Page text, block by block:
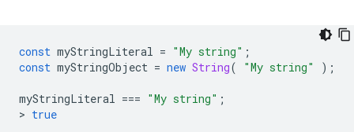
const myStringLiteral = "My string" ;
const myStringObject = new String( "My string" );
myStringLiteral === "My string" ;
> true